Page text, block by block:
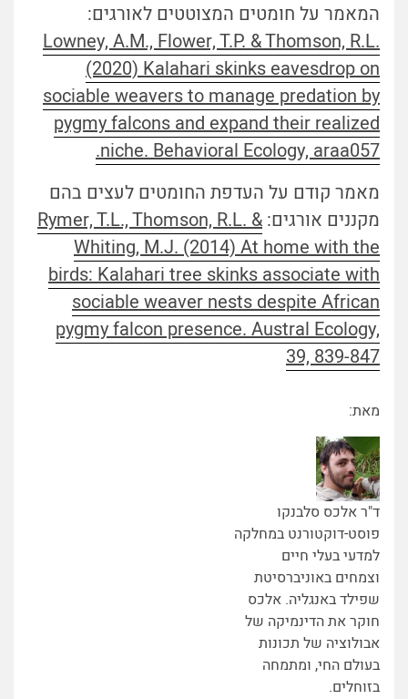
המאמר על חומטים המצוטטים לאורגים:
Lowney, A.M., Flower, T.P. & Thomson, R.L.
(2020) Kalahari skinks eavesdrop on
sociable weavers to manage predation by
pygmy falcons and expand their realized
niche. Behavioral Ecology, araa057.
מאמר קודם על העדפת החומטים לעצים בהם
מקננים אורגים: Rymer, T.L., Thomson, R.L. &
Whiting, M.J. (2014) At home with the
birds: Kalahari tree skinks associate with
sociable weaver nests despite African
pygmy falcon presence. Austral Ecology,
39, 839-847
מאת:
ד"ר אלכס סלבנקו
פוסט-דוקטורנט במחלקה
למדעי בעלי חיים
וצמחים באוניברסיטת
שפילד באנגליה. אלכס
חוקר את הדינמיקה של
אבולוציה של תכונות
בעולם החי, ומתמחה
בזוחלים.